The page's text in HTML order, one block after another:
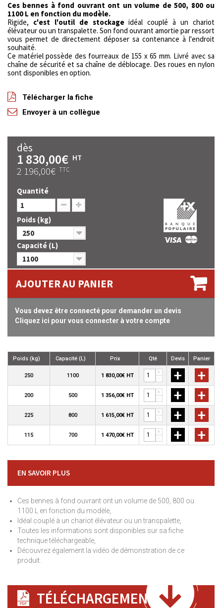
Ces bennes à fond ouvrant ont un volume de 500, 800 ou
1100 L en fonction du modèle.
Rigide, c'est l'outil de stockageidéal couplé à un chariot
élévateur ou un transpalette. Son fond ouvrant amortie par ressort
vous permet de directement déposer sa contenance à l'endroit
souhaité.
Ce matériel possède des fourreaux de 155 x 65 mm. Livré avec sa
chaîne de sécurité et sa chaîne de déblocage. Des roues en nylon
sont disponibles en option.
Télécharger la fiche
Envoyer à un collègue
dès
1 830,00€ HT
2 196,00€ TTC
Quantité
Poids (kg)
250
Capacité (L)
1100
AJOUTER AU PANIER
Vous devez être connecté pour demander un devis
Cliquez ici pour vous connecter à votre compte
Poids (kg) Capacité (L) Prix Qté Devis Panier
250 1100 1 830,00€ HT
+
-
+ +
200 500 1 356,00€ HT
+
-
+ +
225 800 1 615,00€ HT
+
-
+ +
115 700 1 470,00€ HT
+
-
+ +
EN SAVOIR PLUS
Ces bennes à fond ouvrant ont un volume de 500, 800 ou
1100 L en fonction du modèle,
Idéal couplé à un chariot élévateur ou un transpalette,
Toutes les informations sont disponibles sur sa fiche
technique téléchargeable,
Découvrez également la vidéo de démonstration de ce
produit.
TÉLÉCHARGEMENT